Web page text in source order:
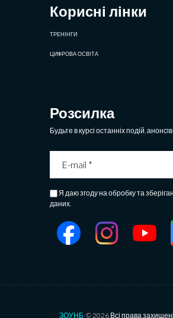
Корисні лінки
ТРЕНІНГИ
ЦИФРОВА ОСВІТА
Розсилка
Будьте в курсі останніх подій,
Я даю згоду на обробку та
даних.
ЗОУНБ © 2026 Всі права